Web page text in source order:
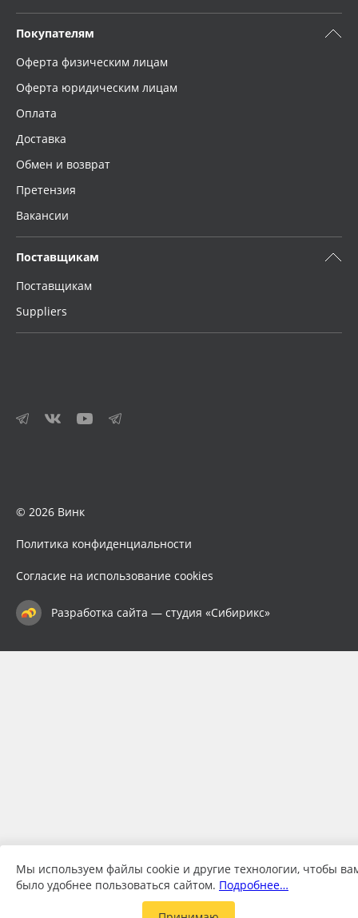
Покупателям
Оферта физическим лицам
Оферта юридическим лицам
Оплата
Доставка
Обмен и возврат
Претензия
Вакансии
Поставщикам
Поставщикам
Suppliers
© 2026 Винк
Политика конфиденциальности
Согласие на использование cookies
Разработка сайта — студия «Сибирикс»
Мы используем файлы cookie и другие технологии, чтобы
было удобнее пользоваться сайтом. Подробнее…